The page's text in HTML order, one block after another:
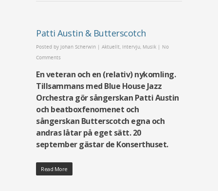
Patti Austin & Butterscotch
Posted by Johan Scherwin | Aktuellt Intervju Musik | No
Comments
En veteran och en (relativ) nykomling.
Tillsammans med Blue House Jazz
Orchestra gör sångerskan Patti Austin
och beatboxfenomenet och
sångerskan Butterscotch egna och
andras låtar på eget sätt. 20
september gästar de Konserthuset.
Read More